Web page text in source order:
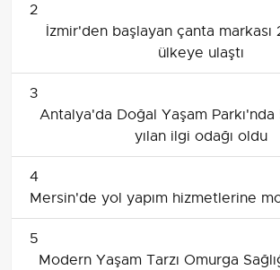
2
İzmir'den başlayan çanta markası
ülkeye ulaştı
3
Antalya'da Doğal Yaşam
yılan ilgi odağı oldu
4
Mersin'de yol yapım hizmetlerine
5
Modern Yaşam Tarzı Omurga